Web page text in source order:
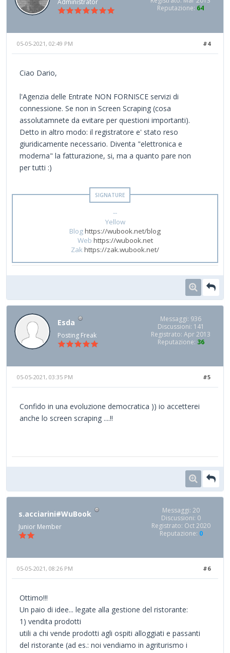
Reputazione: 64
#4
05-05-2021, 02:49 PM
Ciao Dario,
l'Agenzia delle Entrate NON FORNISCE servizi di
connessione. Se non in Screen Scraping (cosa
assolutamnete da evitare per questioni importanti).
Detto in altro modo: il registratore e' stato reso
giuridicamente necessario. Diventa "elettronica e
moderna" la fatturazione, si, ma a quanto pare non
per tutti :)
--
Yellow
Bloghttps://wubook.net/blog
Web https://wubook.net
Zak https://zak.wubook.net/
Esda
Posting Freak
Messaggi: 936
Discussioni: 141
Registrato: Apr 2013
Reputazione: 36
#5
05-05-2021, 03:35 PM
Confido in una evoluzione democratica )) io accetterei
anche lo screen scraping ....!!
s.acciarini#WuBook
Junior Member
Messaggi: 20
Discussioni: 0
Registrato: Oct 2020
Reputazione: 0
#6
05-05-2021, 08:26 PM
Ottimo!!!
Un paio di idee... legate alla gestione del ristorante:
1) vendita prodotti
utili a chi vende prodotti agli ospiti alloggiati e passanti
del ristorante (ad es.: noi vendiamo in agriturismo i